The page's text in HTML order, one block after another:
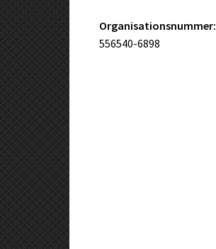
Organisationsnummer:
556540-6898